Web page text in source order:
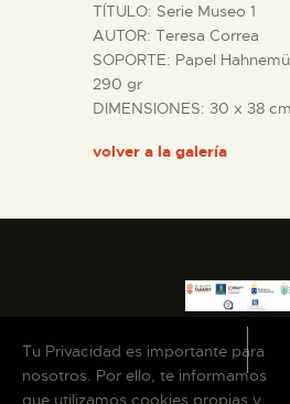
COLECCIONES
DIDÁCTICA
TÍTULO: Serie Museo 1
AUTOR: Teresa Correa
SOPORTE: Papel
290 gr
DIMENSIONES: 30 x 38 cm
volver a la galería
Tu Privacidad es importante para
nosotros. Por ello, te informamos
que utilizamos cookies propias y